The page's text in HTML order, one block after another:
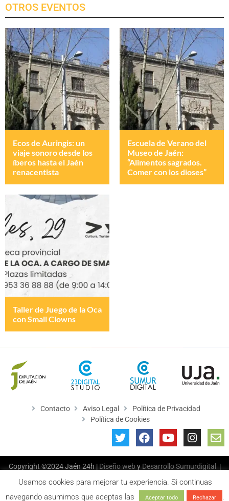
OTROS EVENTOS
Ecos de Auringis: un
viaje sonoro desde los
íberos hasta el Jaén
renacentista
Escuela de Verano del
Museo de Jaén:
“Alimentos sagrados.
Comer con los dioses”
Taller de Juego de la Oca
con Small Clowns
Contacto Aviso Legal
Política de Privacidad
Política de Cookies
Copyright ©2024 Jaén 24h | Diseño weby Desarrollo Sumurdigital
|
All Rights Reserved
Usamos cookies para mejorar tu experiencia. Si continuas
navegando asumimos que aceptas las
Aceptar todo Rechazar .